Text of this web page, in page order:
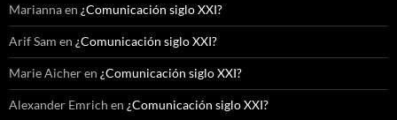
Mariannaen ¿Comunicación siglo XXI?
Arif Sam en ¿Comunicación siglo XXI?
Marie Aicheren ¿Comunicación siglo XXI?
Alexander Emrich en ¿Comunicación siglo XXI?